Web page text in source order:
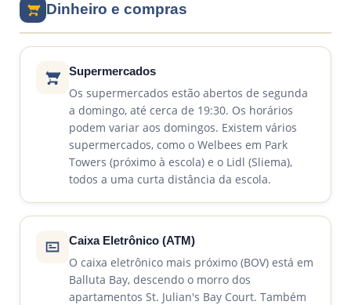
Dinheiro e compras
Supermercados
Os supermercados estão abertos de segunda
a domingo, até cerca de 19:30. Os horários
podem variar aos domingos. Existem vários
supermercados, como o Welbees em Park
Towers (próximo à escola) e o Lidl (Sliema),
todos a uma curta distância da escola.
Caixa Eletrônico (ATM)
O caixa eletrônico mais próximo (BOV) está em
Balluta Bay, descendo o morro dos
apartamentos St. Julian's Bay Court. Também